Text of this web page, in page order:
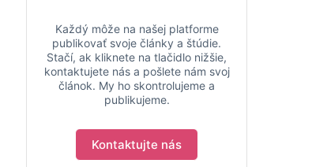
Každý môže na našej platforme
publikovať svoje články a štúdie.
Stačí, ak kliknete na tlačidlo nižšie,
kontaktujete nás a pošlete nám svoj
článok. My ho skontrolujeme a
publikujeme.
Kontaktujte nás